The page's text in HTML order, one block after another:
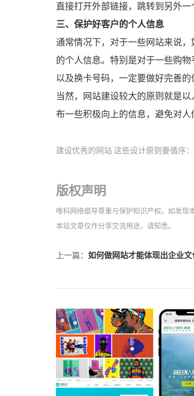
直接打开外部链接，跳转到另外一
三、保护好客户的个人信息
通常情况下，对于一些网站来说，如果我们登录网站是需要注册个人信息的，所以在这个时候，公司就肩负了重大的责任，一定要保护好客户
的个人信息。特别是对于一些购
以及换卡号码，一定要做好完善的
当然，
网站建设较大的原则就是以
布一些积极向上的信息，避免对
建设优秀的网站 这些设计原则要循序
版权声明
唯科网络倡导尊重与保护知识产权。如发现
本站文章仅作分享交流用途，请知悉。
上一篇： 如何做网站才能体现出企业文